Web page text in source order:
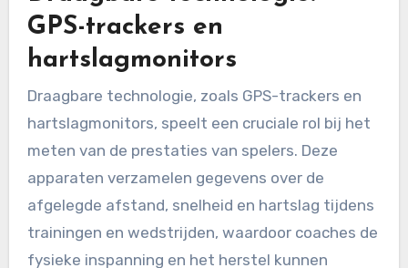
methoden omvatten draagbare technologie,
analyseplatforms, die elk unieke voordelen
bieden voor prestatie-evaluatie.
Draagbare technologie:
GPS-trackers en
hartslagmonitors
Draagbare technologie, zoals GPS-trackers en